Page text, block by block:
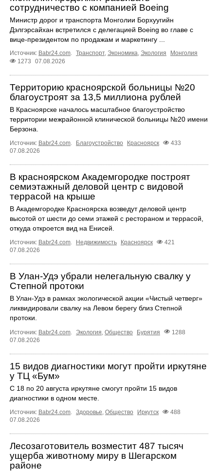
сотрудничество с компанией Boeing
Министр дорог и транспорта Монголии Борхуугийн
Дэлгэрсайхан встретился с делегацией Boeing во главе с
вице-президентом по продажам и маркетингу ...
Источник: Babr24.com. Транспорт, Экономика, Экология
Монголия
1273
07.08.2026
Территорию красноярской больницы №20
благоустроят за 13,5 миллиона рублей
В Красноярске началось масштабное благоустройство
территории межрайонной клинической больницы №20 имени
Берзона.
Источник: Babr24.com. Благоустройство Красноярск
433
07.08.2026
В красноярском Академгородке построят
семиэтажный деловой центр с видовой
террасой на крыше
В Академгородке Красноярска возведут деловой центр
высотой от шести до семи этажей с рестораном и террасой,
откуда откроется вид на Енисей.
Источник: Babr24.com. Недвижимость Красноярск
421
07.08.2026
В Улан-Удэ убрали нелегальную свалку у
Степной протоки
В Улан-Удэ в рамках экологической акции «Чистый четверг»
ликвидировали свалку на Левом берегу близ Степной
протоки.
Источник: Babr24.com Экология Общество Бурятия
1288
07.08.2026
15 видов диагностики могут пройти иркутяне
у ТЦ «Бум»
С 18 по 20 августа иркутяне смогут пройти 15 видов
диагностики в одном месте.
Источник: Babr24.com Здоровье Общество Иркутск
488
07.08.2026
Лесозаготовитель возместит 487 тысяч
ущерба животному миру в Шегарском
районе